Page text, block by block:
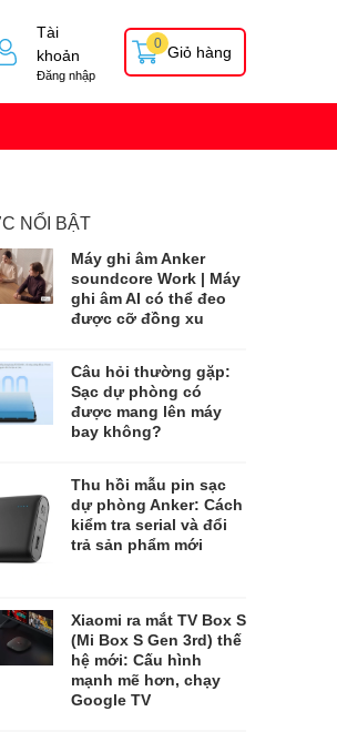
Tài
khoản
Đăng nhập
Giỏ hàng
0
NỔI BẬT
Máy ghi âm Anker
soundcore Work | Máy
ghi âm AI có thể đeo
được cỡ đồng xu
Câu hỏi thường gặp:
Sạc dự phòng có
được mang lên máy
bay không?
Thu hồi mẫu pin sạc
dự phòng Anker: Cách
kiểm tra serial và đổi
trả sản phẩm mới
Xiaomi ra mắt TV Box S
(Mi Box S Gen 3rd) thế
hệ mới: Cấu hình
mạnh mẽ hơn, chạy
Google TV